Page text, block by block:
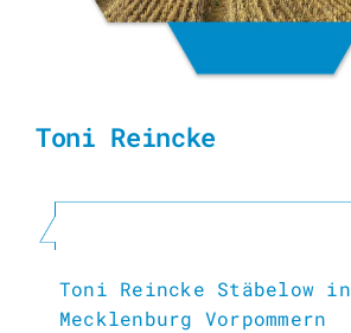
Toni Reincke
Toni Reincke Stäbelow in
Mecklenburg Vorpommern